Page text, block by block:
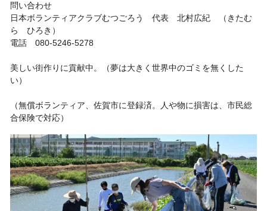
問い合わせ
日本ボランティアクラブむつごろう 代表 北村広紀 （きたむ
ら ひろき）
電話 080-5246-5278
美しい街作りに貢献中。（夢は大きく世界中のゴミを無くした
い）
（無償ボランティア、佐賀市に登録済。人や物に損害は、市民総
合保険で対応）